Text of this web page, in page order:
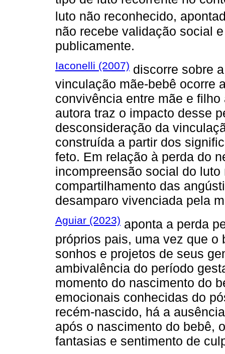
luto não reconhecido,
não recebe validação social
publicamente.
Iaconelli (2007) discorre sobre
vinculação mãe-bebê ocorre
convivência entre mãe e
autora traz o impacto desse
desconsideração da
construída a partir dos
feto. Em relação à perda do
incompreensão social do
compartilhamento das
desamparo vivenciada pela
Aguiar (2023) aponta a perda
próprios pais, uma vez que o
sonhos e projetos de seus
ambivalência do período
momento do nascimento do
emocionais conhecidas do
recém-nascido, há a
após o nascimento do bebê,
fantasias e sentimento de